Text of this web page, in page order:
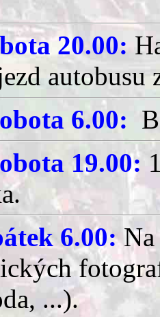
20.00:
6.00:
19.00:
6.00:
...).